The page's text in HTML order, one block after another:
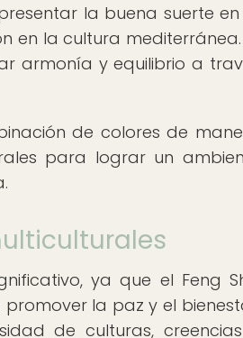
la buena suerte
en la cultura mediterránea.
armonía y equilibrio a
de colores de
para lograr un
ya que el Feng
la paz y el
de culturas,